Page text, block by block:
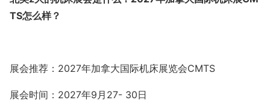
TS怎么样？
展会推荐：2027年加拿大国际机床展览会CMTS
展会时间： 2027年9月27- 30日